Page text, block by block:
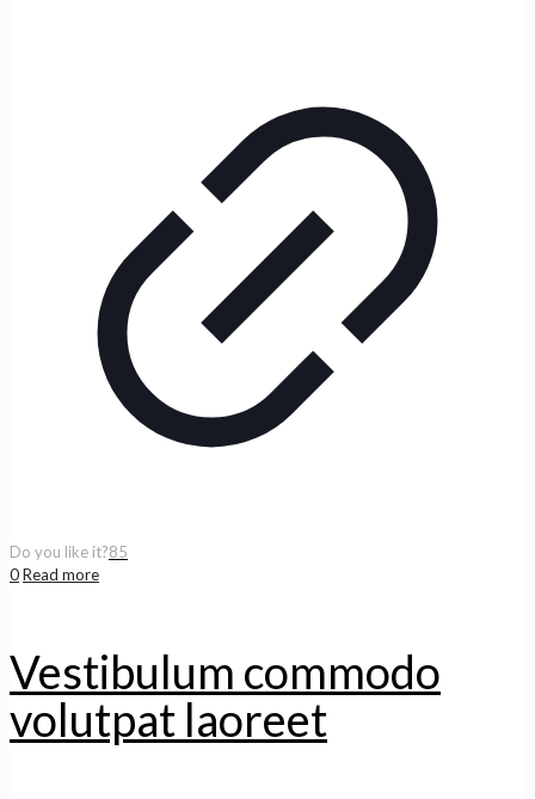
Do you like it?85
0Read more
Vestibulum commodo
volutpat laoreet